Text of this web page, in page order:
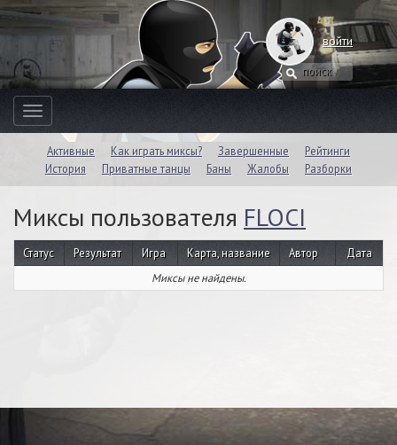
войти
Toggle
navigation
Активные Как играть миксы? Завершенные
Рейтинги
История
Приватные танцы Баны Жалобы Разборки
Миксы пользователя FLOCI
Миксы не найдены.
Статус Результат Игра Карта, название Автор Дата